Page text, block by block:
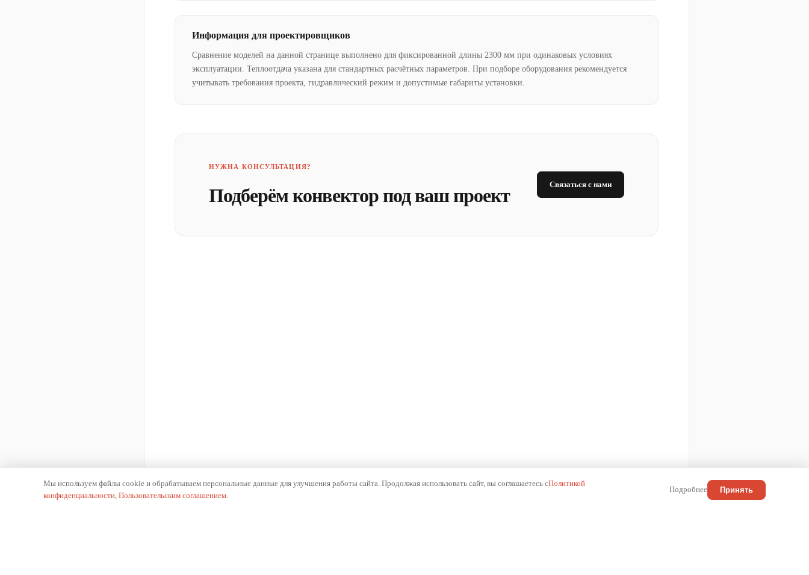
Информация для проектировщиков
Сравнение моделей на данной странице выполнено для фиксированной длины 2300 мм при одинаковых условиях
эксплуатации. Теплоотдача указана для стандартных расчётных параметров. При подборе оборудования рекомендуется
учитывать требования проекта, гидравлический режим и допустимые габариты установки.
НУЖНА КОНСУЛЬТАЦИЯ?
Подберём конвектор под ваш проект Связаться с нами
Мы используем файлы cookie и обрабатываем персональные данные для улучшения работы сайта. Продолжая использовать сайт, вы соглашаетесь сПолитикой
конфиденциальности, Пользовательским соглашением.
Подробнее Принять